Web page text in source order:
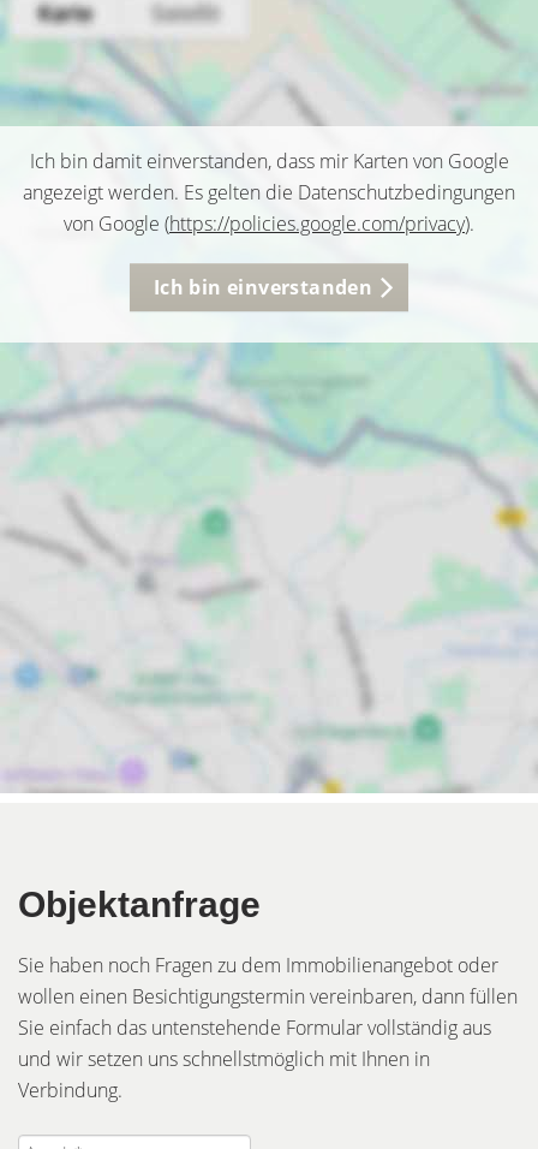
Ich bin damit einverstanden, dass mir Karten von Google
angezeigt werden. Es gelten die Datenschutzbedingungen
von Google (https://policies.google.com/privacy).
Ich bin einverstanden
Objektanfrage
Sie haben noch Fragen zu dem Immobilienangebot oder
wollen einen Besichtigungstermin vereinbaren, dann füllen
Sie einfach das untenstehende Formular vollständig aus
und wir setzen uns schnellstmöglich mit Ihnen in
Verbindung.